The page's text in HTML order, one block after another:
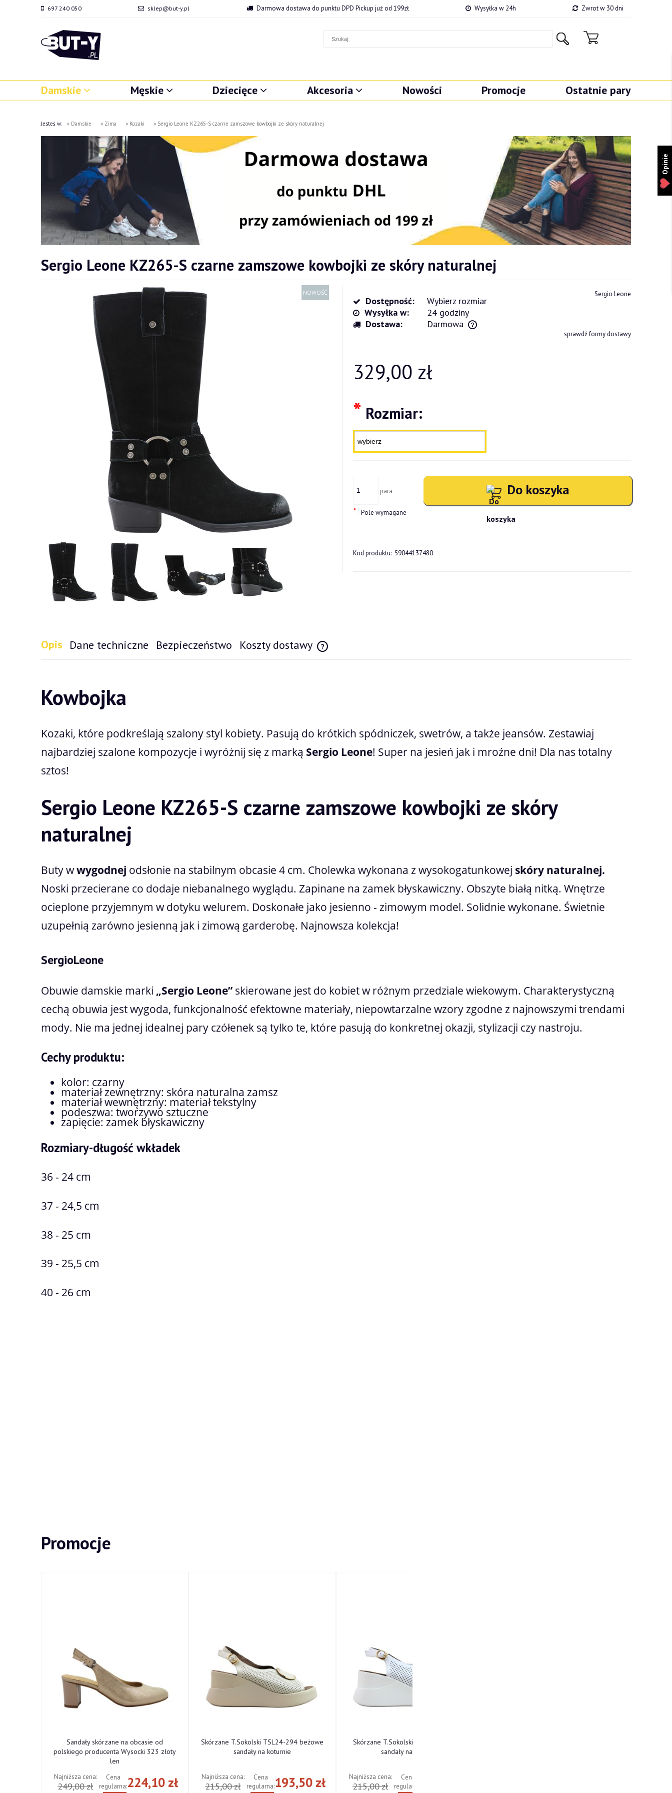
697 240 050 sklep@but-y.pl Darmowa dostawa do punktu DPD Pickup już od 199zł Wysyłka w 24h Zwrot w 30 dni
Damskie Męskie Dziecięce Akcesoria Nowości Promocje Ostatnie pary
Jesteś w: » Damskie » Zima » Kozaki » Sergio Leone KZ265-S czarne zamszowe kowbojki ze skóry naturalnej
Sergio Leone KZ265-S czarne zamszowe kowbojki ze skóry naturalnej
NOWOŚĆ
Dostępność:
Wybierz rozmiar
Wysyłka w:
24 godziny
Dostawa:
Darmowa
sprawdź formy dostawy
329,00 zł
* Rozmiar:
para Do koszyka
* - Pole wymagane
Sergio Leone
Kod produktu: 59044137480
Opis Dane techniczne Bezpieczeństwo Koszty dostawy
Kowbojka
Kozaki, które podkreślają szalony styl kobiety. Pasują do krótkich spódniczek, swetrów, a także jeansów. Zestawiaj
najbardziej szalone kompozycje i wyróżnij się z marką Sergio Leone! Super na jesień jak i mroźne dni! Dla nas totalny
sztos!
Sergio Leone KZ265-S czarne zamszowe kowbojki ze skóry
naturalnej
Buty wwygodnej odsłonie na stabilnym obcasie 4 cm. Cholewka wykonana z wysokogatunkowej skóry naturalnej.
Noski przecierane co dodaje niebanalnego wyglądu. Zapinane na zamek błyskawiczny. Obszyte białą nitką. Wnętrze
ocieplone przyjemnym w dotyku welurem. Doskonałe jako jesienno - zimowym model. Solidnie wykonane. Świetnie
uzupełnią zarówno jesienną jak i zimową garderobę. Najnowsza kolekcja!
SergioLeone
Obuwie damskie marki „Sergio Leone” skierowane jest do kobiet w różnym przedziale wiekowym. Charakterystyczną
cechą obuwia jest wygoda, funkcjonalność efektowne materiały, niepowtarzalne wzory zgodne z najnowszymi trendami
mody. Nie ma jednej idealnej pary czółenek są tylko te, które pasują do konkretnej okazji, stylizacji czy nastroju.
Cechy produktu:
kolor: czarny
materiał zewnętrzny: skóra naturalna zamsz
materiał wewnętrzny: materiał tekstylny
podeszwa: tworzywo sztuczne
zapięcie: zamek błyskawiczny
Rozmiary-długość wkładek
36 - 24 cm
37 - 24,5 cm
38 - 25 cm
39 - 25,5 cm
40 - 26 cm
Promocje
Sandały skórzane na obcasie od
polskiego producenta Wysocki 323 złoty
len
224,10 zł
Cena
regularna:
Najniższa cena:
249,00 zł
Skórzane T.Sokolski TSL24-294 beżowe
sandały na koturnie
193,50 zł
Cena
regularna:
Najniższa cena:
215,00 zł
Skórzane T.Sokolski TSL24-294 białe
sandały na koturnie
Cena
regularna:
Najniższa cena:
215,00 zł
Opinie